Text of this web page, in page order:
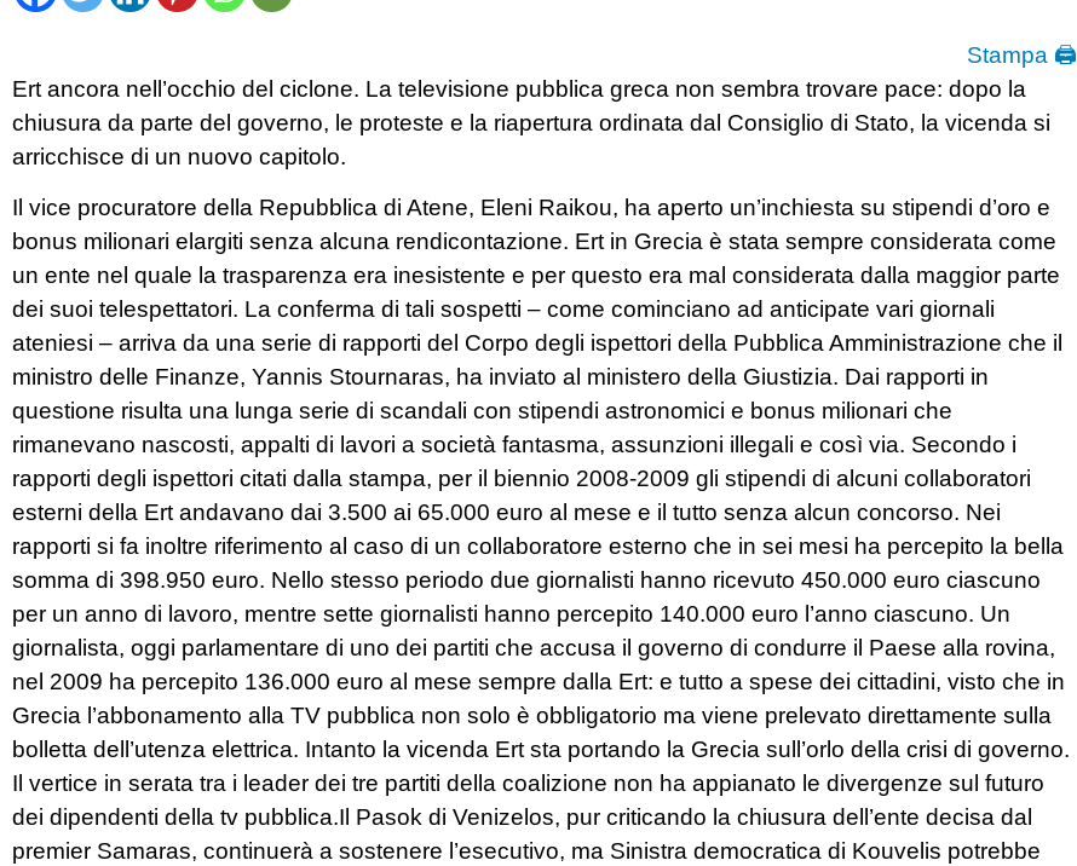
Stampa 🖨
Ert ancora nell’occhio del ciclone. La televisione pubblica greca non sembra trovare pace: dopo la
chiusura da parte del governo, le proteste e la riapertura ordinata dal Consiglio di Stato, la vicenda si
arricchisce di un nuovo capitolo.
Il vice procuratore della Repubblica di Atene, Eleni Raikou, ha aperto un’inchiesta su stipendi d’oro e
bonus milionari elargiti senza alcuna rendicontazione. Ert in Grecia è stata sempre considerata come
un ente nel quale la trasparenza era inesistente e per questo era mal considerata dalla maggior parte
dei suoi telespettatori. La conferma di tali sospetti – come cominciano ad anticipate vari giornali
ateniesi – arriva da una serie di rapporti del Corpo degli ispettori della Pubblica Amministrazione che il
ministro delle Finanze, Yannis Stournaras, ha inviato al ministero della Giustizia. Dai rapporti in
questione risulta una lunga serie di scandali con stipendi astronomici e bonus milionari che
rimanevano nascosti, appalti di lavori a società fantasma, assunzioni illegali e così via. Secondo i
rapporti degli ispettori citati dalla stampa, per il biennio 2008-2009 gli stipendi di alcuni collaboratori
esterni della Ert andavano dai 3.500 ai 65.000 euro al mese e il tutto senza alcun concorso. Nei
rapporti si fa inoltre riferimento al caso di un collaboratore esterno che in sei mesi ha percepito la bella
somma di 398.950 euro. Nello stesso periodo due giornalisti hanno ricevuto 450.000 euro ciascuno
per un anno di lavoro, mentre sette giornalisti hanno percepito 140.000 euro l’anno ciascuno. Un
giornalista, oggi parlamentare di uno dei partiti che accusa il governo di condurre il Paese alla rovina,
nel 2009 ha percepito 136.000 euro al mese sempre dalla Ert: e tutto a spese dei cittadini, visto che in
Grecia l’abbonamento alla TV pubblica non solo è obbligatorio ma viene prelevato direttamente sulla
bolletta dell’utenza elettrica. Intanto la vicenda Ert sta portando la Grecia sull’orlo della crisi di governo.
Il vertice in serata tra i leader dei tre partiti della coalizione non ha appianato le divergenze sul futuro
dei dipendenti della tv pubblica.Il Pasok di Venizelos, pur criticando la chiusura dell’ente decisa dal
premier Samaras, continuerà a sostenere l’esecutivo, ma Sinistra democratica di Kouvelis potrebbe